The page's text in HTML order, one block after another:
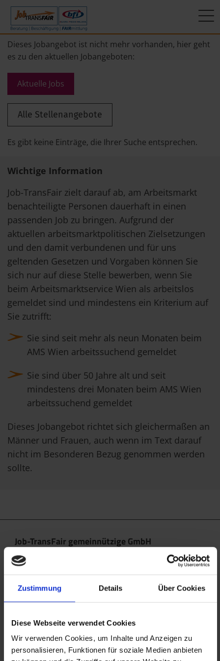
Zustimmung Details Über Cookies
Diese Webseite verwendet Cookies
Wir verwenden Cookies, um Inhalte und Anzeigen zu
personalisieren, Funktionen für soziale Medien anbieten
Dieses Jobangebot ist nicht mehr vorhanden, hier geht
es zu den aktuellen Jobangeboten:
Aktuelle Jobs
Alle Stellenangebote
Es gibt keine Einträge, die Ihrer Suche entsprechen.
Wichtige Information
Job-TransFair zielt darauf ab, am Arbeitsmarkt
benachteiligte Personen dauerhaft in einen
passenden Job zu bringen. Aufgrund der
aktuellen arbeitsmarktpolitischen Zielsetzungen
und den damit verbundenen und für uns
geltenden Gesetzen und Vorgaben können Sie
sich nur auf diese Stelle bewerben, wenn Sie
beim Arbeitsmarktservice Wien als arbeitslos
gemeldet sind und mindestens ein Kriterium auf
Sie zutrifft:
Sie sind seit mehr als neun Monaten beim
AMS Wien arbeitssuchend gemeldet
Sie sind über 50 Jahre alt und seit
mindestens drei Monaten beim AMS Wien
arbeitssuchend gemeldet
Dieses Jobangebot richtet sich gleichermaßen an
Männer und Frauen, auch wenn im Text darauf
nicht im Besonderen Bezug genommen werden
sollte.
Job-TransFair gemeinnützige GmbH
Linke Wienzeile 10/21 (Zentrale)
1060 Wien
office@jobtransfair.at
+43 1 585 39 91
Die Inhalte unserer Webseite können Spuren von KI
enthalten. Nähere Details entnehmen Sie bitte
unseremKI Manifest
Mein Weg zum Job
Beschäftigung
FAIRmittlung
ÜBER UNS
KI-Manifest
Ergebnisse
Geschichte
News
Newsletter
Standorte
Interner Bereich
JobImpuls
Zeiterfassung